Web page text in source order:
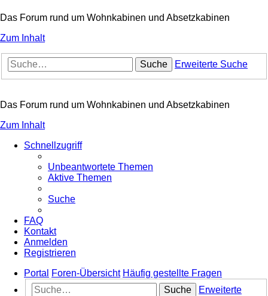
Das Forum rund um Wohnkabinen und Absetzkabinen
Zum Inhalt
Suche Erweiterte Suche
Das Forum rund um Wohnkabinen und Absetzkabinen
Zum Inhalt
Schnellzugriff
Unbeantwortete Themen
Aktive Themen
Suche
FAQ
Kontakt
Anmelden
Registrieren
Portal
Foren-Übersicht Häufig gestellte Fragen
Suche
Erweiterte